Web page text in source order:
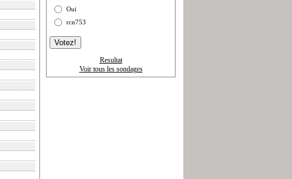
Oui
rcn753
Resultat
Voir tous les sondages